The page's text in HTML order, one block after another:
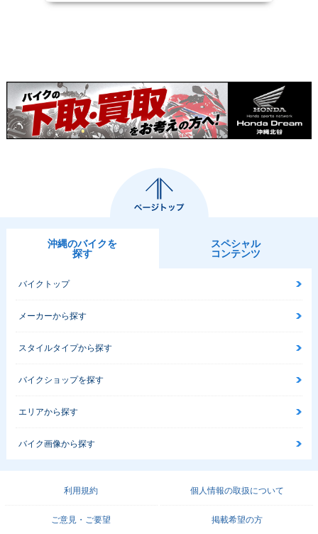
沖縄のバイクを
探す
スペシャル
コンテンツ
バイクトップ
メーカーから探す
スタイルタイプから探す
バイクショップを探す
エリアから探す
バイク画像から探す
利用規約 個人情報の取扱について
ご意見・ご要望 掲載希望の方